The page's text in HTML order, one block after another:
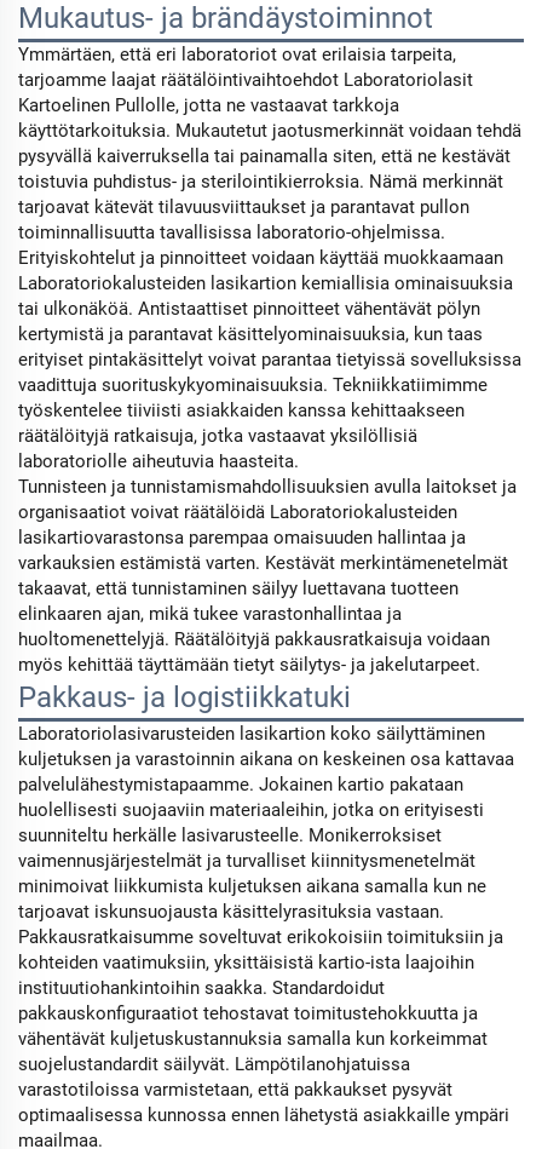
Mukautus- ja brändäystoiminnot
Ymmärtäen, että eri laboratoriot ovat erilaisia tarpeita,
tarjoamme laajat räätälöintivaihtoehdot Laboratoriolasit
Kartoelinen Pullolle, jotta ne vastaavat tarkkoja
käyttötarkoituksia. Mukautetut jaotusmerkinnät voidaan tehdä
pysyvällä kaiverruksella tai painamalla siten, että ne kestävät
toistuvia puhdistus- ja sterilointikierroksia. Nämä merkinnät
tarjoavat kätevät tilavuusviittaukset ja parantavat pullon
toiminnallisuutta tavallisissa laboratorio-ohjelmissa.
Erityiskohtelut ja pinnoitteet voidaan käyttää muokkaamaan
Laboratoriokalusteiden lasikartion kemiallisia ominaisuuksia
tai ulkonäköä. Antistaattiset pinnoitteet vähentävät pölyn
kertymistä ja parantavat käsittelyominaisuuksia, kun taas
erityiset pintakäsittelyt voivat parantaa tietyissä sovelluksissa
vaadittuja suorituskykyominaisuuksia. Tekniikkatiimimme
työskentelee tiiviisti asiakkaiden kanssa kehittaakseen
räätälöityjä ratkaisuja, jotka vastaavat yksilöllisiä
laboratoriolle aiheutuvia haasteita.
Tunnisteen ja tunnistamismahdollisuuksien avulla laitokset ja
organisaatiot voivat räätälöidä Laboratoriokalusteiden
lasikartiovarastonsa parempaa omaisuuden hallintaa ja
varkauksien estämistä varten. Kestävät merkintämenetelmät
takaavat, että tunnistaminen säilyy luettavana tuotteen
elinkaaren ajan, mikä tukee varastonhallintaa ja
huoltomenettelyjä. Räätälöityjä pakkausratkaisuja voidaan
myös kehittää täyttämään tietyt säilytys- ja jakelutarpeet.
Pakkaus- ja logistiikkatuki
Laboratoriolasivarusteiden lasikartion koko säilyttäminen
kuljetuksen ja varastoinnin aikana on keskeinen osa kattavaa
palvelulähestymistapaamme. Jokainen kartio pakataan
huolellisesti suojaaviin materiaaleihin, jotka on erityisesti
suunniteltu herkälle lasivarusteelle. Monikerroksiset
vaimennusjärjestelmät ja turvalliset kiinnitysmenetelmät
minimoivat liikkumista kuljetuksen aikana samalla kun ne
tarjoavat iskunsuojausta käsittelyrasituksia vastaan.
Pakkausratkaisumme soveltuvat erikokoisiin toimituksiin ja
kohteiden vaatimuksiin, yksittäisistä kartio-ista laajoihin
instituutiohankintoihin saakka. Standardoidut
pakkauskonfiguraatiot tehostavat toimitustehokkuutta ja
vähentävät kuljetuskustannuksia samalla kun korkeimmat
suojelustandardit säilyvät. Lämpötilanohjatuissa
varastotiloissa varmistetaan, että pakkaukset pysyvät
optimaalisessa kunnossa ennen lähetystä asiakkaille ympäri
maailmaa.